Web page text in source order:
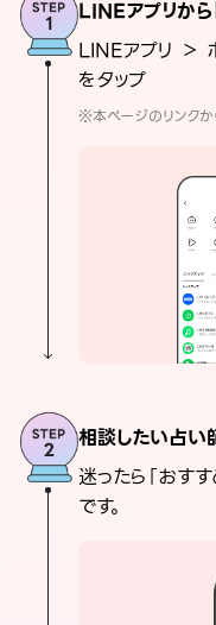
LINEアプリから
LINEアプリ ＞
をタップ
※本ページのリンク
相談したい占い
迷ったら「おす
です。